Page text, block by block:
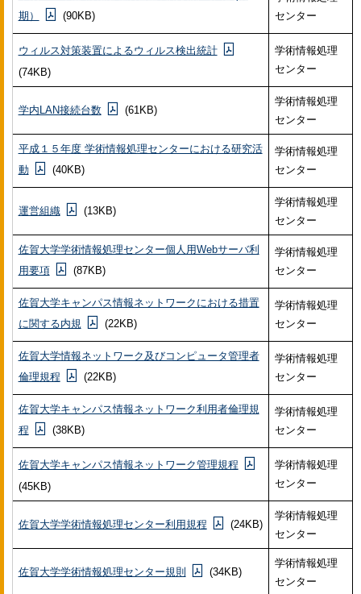
期）
(90KB)
センター
ウィルス対策装置によるウィルス検出統計
(74KB)
学術情報処理
センター
学内LAN接続台数 (61KB)
学術情報処理
センター
平成１５年度 学術情報処理センターにおける研究活
動
(40KB)
学術情報処理
センター
運営組織 (13KB)
学術情報処理
センター
佐賀大学学術情報処理センター個人用Webサーバ利
用要項
(87KB)
学術情報処理
センター
佐賀大学キャンパス情報ネットワークにおける措置
に関する内規
(22KB)
学術情報処理
センター
佐賀大学情報ネットワーク及びコンピュータ管理者
倫理規程
(22KB)
学術情報処理
センター
佐賀大学キャンパス情報ネットワーク利用者倫理規
程
(38KB)
学術情報処理
センター
佐賀大学キャンパス情報ネットワーク管理規程
(45KB)
学術情報処理
センター
佐賀大学学術情報処理センター利用規程 (24KB)
学術情報処理
センター
佐賀大学学術情報処理センター規則 (34KB)
学術情報処理
センター